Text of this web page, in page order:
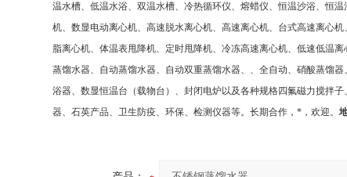
温水槽、低温水浴、双温水槽、冷热循环仪、熔蜡仪、恒温沙浴、恒
机、数显电动离心机、高速脱水离心机、高速离心机、台式高速离心
脂离心机、体温表甩降机、定时甩降机、冷冻高速离心机、低速低温
蒸馏水器、自动蒸馏水器、自动双重蒸馏水器、、全自动、硝酸蒸馏
浴器、数显恒温台（载物台）、封闭电炉以及各种规格四氟磁力搅拌
器、石英产品、卫生防疫、环保、检测仪器等。长期合作，*，欢迎。